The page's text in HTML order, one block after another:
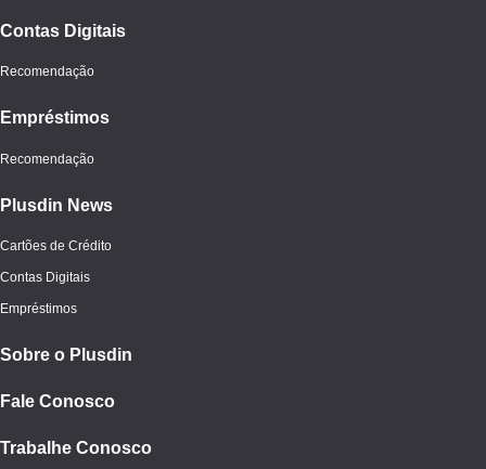
Contas Digitais
Recomendação
Empréstimos
Recomendação
Plusdin News
Cartões de Crédito
Contas Digitais
Empréstimos
Sobre o Plusdin
Fale Conosco
Trabalhe Conosco